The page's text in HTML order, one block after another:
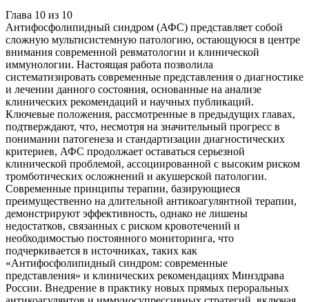
Глава 10 из 10
Антифосфолипидный синдром (АФС) представляет собой
сложную мультисистемную патологию, остающуюся в центре
внимания современной ревматологии и клинической
иммунологии. Настоящая работа позволила
систематизировать современные представления о диагностике
и лечении данного состояния, основанные на анализе
клинических рекомендаций и научных публикаций.
Ключевые положения, рассмотренные в предыдущих главах,
подтверждают, что, несмотря на значительный прогресс в
понимании патогенеза и стандартизации диагностических
критериев, АФС продолжает оставаться серьезной
клинической проблемой, ассоциированной с высоким риском
тромботических осложнений и акушерской патологии.
Современные принципы терапии, базирующиеся
преимущественно на длительной антикоагулянтной терапии,
демонстрируют эффективность, однако не лишены
недостатков, связанных с риском кровотечений и
необходимостью постоянного мониторинга, что
подчеркивается в источниках, таких как
«Антифосфолипидный синдром: современные
представления» и клинических рекомендациях Минздрава
России. Внедрение в практику новых прямых пероральных